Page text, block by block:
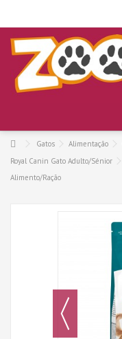
Gatos Alimentação
Royal Canin Gato Adulto/Sénior
Alimento/Ração